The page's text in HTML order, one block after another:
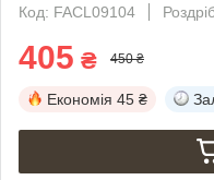
Код: FACL09104
405 ₴ 450 ₴
Економія 45 ₴